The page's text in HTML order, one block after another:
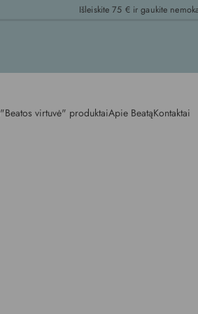
Išleiskite 75 € ir gaukite
"Beatos virtuvė" produktaiApie BeatąKontaktai